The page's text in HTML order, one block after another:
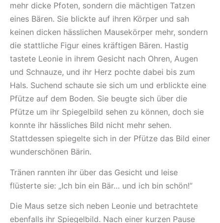
mehr dicke Pfoten, sondern die mächtigen Tatzen
eines Bären. Sie blickte auf ihren Körper und sah
keinen dicken hässlichen Mausekörper mehr, sondern
die stattliche Figur eines kräftigen Bären. Hastig
tastete Leonie in ihrem Gesicht nach Ohren, Augen
und Schnauze, und ihr Herz pochte dabei bis zum
Hals. Suchend schaute sie sich um und erblickte eine
Pfütze auf dem Boden. Sie beugte sich über die
Pfütze um ihr Spiegelbild sehen zu können, doch sie
konnte ihr hässliches Bild nicht mehr sehen.
Stattdessen spiegelte sich in der Pfütze das Bild einer
wunderschönen Bärin.
Tränen rannten ihr über das Gesicht und leise
flüsterte sie: „Ich bin ein Bär… und ich bin schön!“
Die Maus setze sich neben Leonie und betrachtete
ebenfalls ihr Spiegelbild. Nach einer kurzen Pause